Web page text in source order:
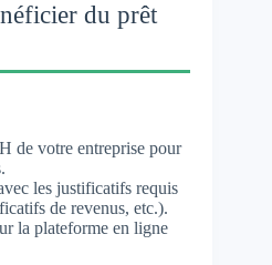
du prêt
de votre entreprise pour
les justificatifs requis
de revenus, etc.).
la plateforme en ligne